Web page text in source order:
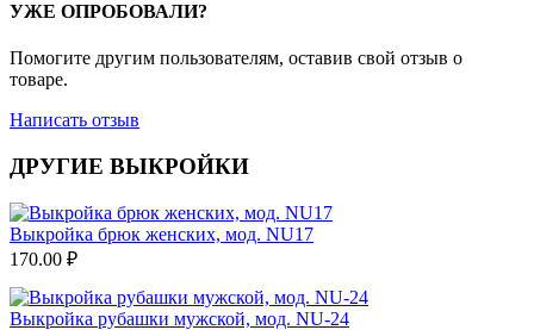
УЖЕ ОПРОБОВАЛИ?
Помогите другим пользователям, оставив свой отзыв о
товаре.
Написать отзыв
ДРУГИЕ ВЫКРОЙКИ
Выкройка брюк женских, мод. NU17
170.00 ₽
Выкройка рубашки мужской, мод. NU-24